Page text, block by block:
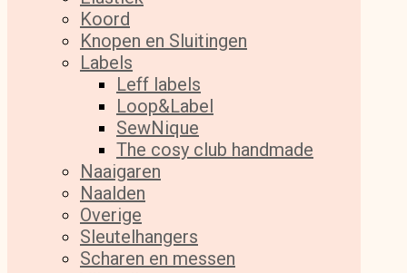
Koord
Knopen en Sluitingen
Labels
Leff labels
Loop&Label
SewNique
The cosy club handmade
Naaigaren
Naalden
Overige
Sleutelhangers
Scharen en messen